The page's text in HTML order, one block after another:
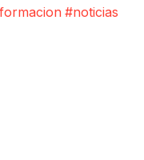
#noticias